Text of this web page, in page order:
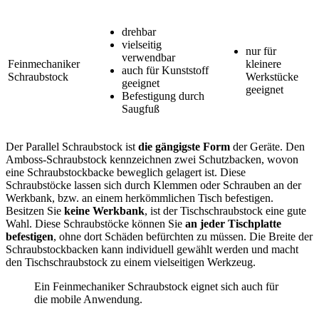
Feinmechaniker
Schraubstock
drehbar
vielseitig
verwendbar
auch für Kunststoff
geeignet
Befestigung durch
Saugfuß
nur für
kleinere
Werkstücke
geeignet
Der Parallel Schraubstock ist die gängigste Form der Geräte. Den
Amboss-Schraubstock kennzeichnen zwei Schutzbacken, wovon
eine Schraubstockbacke beweglich gelagert ist. Diese
Schraubstöcke lassen sich durch Klemmen oder Schrauben an der
Werkbank, bzw. an einem herkömmlichen Tisch befestigen.
Besitzen Sie keine Werkbank, ist der Tischschraubstock eine gute
Wahl. Diese Schraubstöcke können Sie an jeder Tischplatte
befestigen, ohne dort Schäden befürchten zu müssen. Die Breite der
Schraubstockbacken kann individuell gewählt werden und macht
den Tischschraubstock zu einem vielseitigen Werkzeug.
Ein Feinmechaniker Schraubstock eignet sich auch für
die mobile Anwendung.